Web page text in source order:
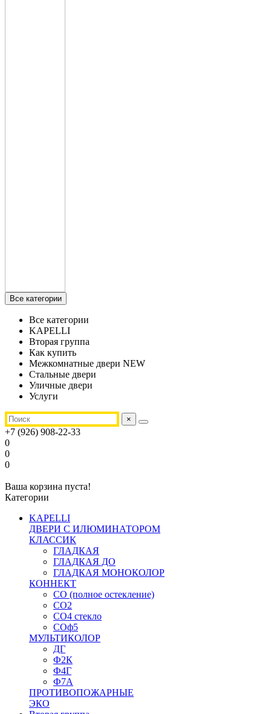
Все категории
Все категории
KAPELLI
Вторая группа
Как купить
Межкомнатные двери NEW
Стальные двери
Уличные двери
Услуги
×
+7 (926) 908-22-33
0
0
0
Ваша корзина пуста!
Категории
KAPELLI
ДВЕРИ С ИЛЮМИНАТОРОМ
КЛАССИК
ГЛАДКАЯ
ГЛАДКАЯ ДО
ГЛАДКАЯ МОНОКОЛОР
КОННЕКТ
СО (полное остекление)
СО2
СО4 стекло
СОф5
МУЛЬТИКОЛОР
ДГ
Ф2К
Ф4Г
Ф7А
ПРОТИВОПОЖАРНЫЕ
ЭКО